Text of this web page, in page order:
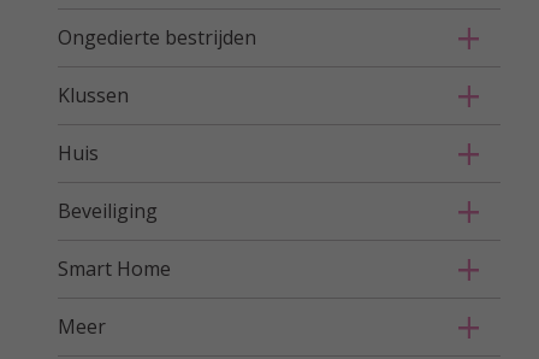
Ongedierte bestrijden
Klussen
Huis
Beveiliging
Smart Home
Meer